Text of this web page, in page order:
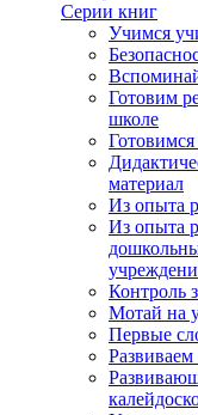
Серии книг
Учимся
Готовим
школе
материал
Из опыта
Из опыта
Контроль
Мотай на
Первые